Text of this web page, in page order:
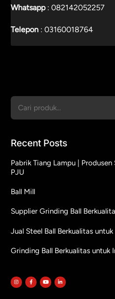
Whatsapp:082142052257
Telepon :03160018764
Cari
Recent Posts
Pabrik Tiang Lampu |
PJU
Ball Mill
Supplier Grinding Ball
Jual Steel Ball Berkualitas
Grinding Ball Berkualitas untuk